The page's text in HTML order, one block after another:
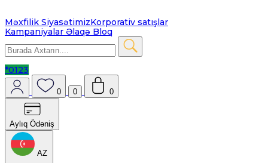
Məxfilik SiyasətimizKorporativ satışlar
Kampaniyalar Əlaqə Bloq
*0123
0 0 0
Aylıq Ödəniş
AZ